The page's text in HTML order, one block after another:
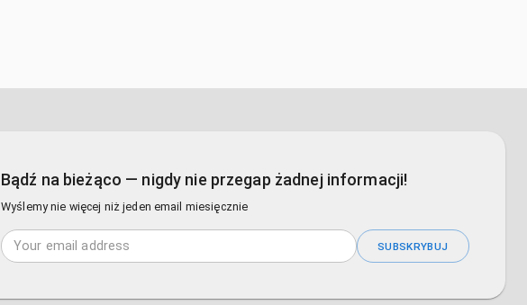
Bądź na bieżąco — nigdy nie przegap żadnej informacji!
Wyślemy nie więcej niż jeden email miesięcznie
SUBSKRYBUJ